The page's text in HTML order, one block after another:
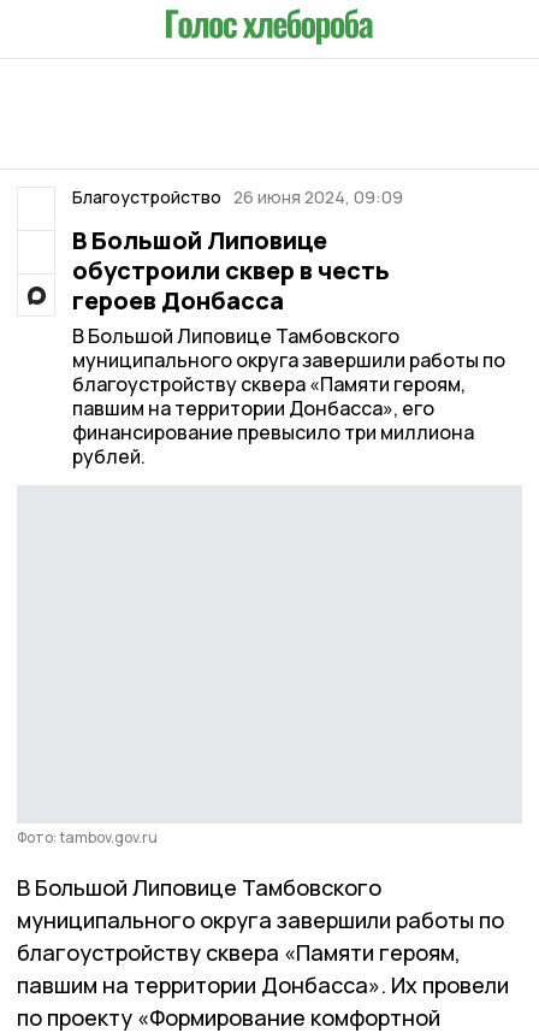
Благоустройство 26 июня 2024, 09:09
В Большой Липовице
обустроили сквер в честь
героев Донбасса
В Большой Липовице Тамбовского
муниципального округа завершили работы по
благоустройству сквера «Памяти героям,
павшим на территории Донбасса», его
финансирование превысило три миллиона
рублей.
Фото: tambov.gov.ru
В Большой Липовице Тамбовского
муниципального округа завершили работы по
благоустройству сквера «Памяти героям,
павшим на территории Донбасса». Их провели
по проекту «Формирование комфортной